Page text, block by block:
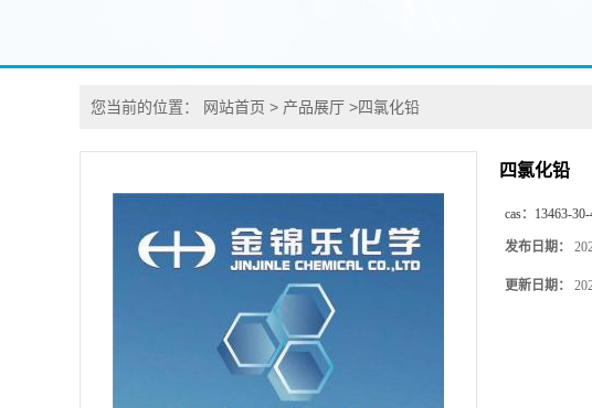
您当前的位置： 网站首页 > 产品展厅 >四氯化铅
四氯化铅
cas： 13463-30-
发布日期：
更新日期：